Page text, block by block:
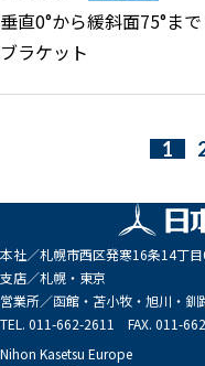
垂直0°から緩斜面75°ま
ブラケット
1
本社／札幌市西区発寒16条14丁
支店／札幌・東京
営業所／函館・苫小牧・旭川・釧
TEL. 011-662-2611 FAX. 011-
Nihon Kasetsu Europe